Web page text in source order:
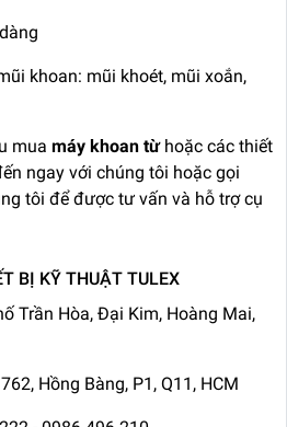
khoan: mũi khoét, mũi xoắn,
mua máy khoan từ hoặc các thiết
ngay với chúng tôi hoặc gọi
tôi để được tư vấn và hỗ trợ cụ
BỊ KỸ THUẬT TULEX
Trần Hòa, Đại Kim, Hoàng Mai,
Hồng Bàng, P1, Q11, HCM